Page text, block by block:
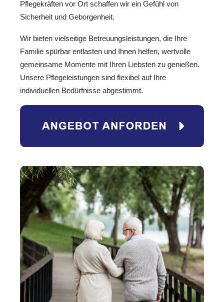
Pflegekräften vor Ort schaffen wir ein Gefühl von
Sicherheit und Geborgenheit.
Wir bieten vielseitige Betreuungsleistungen, die Ihre
Familie spürbar entlasten und Ihnen helfen, wertvolle
gemeinsame Momente mit Ihren Liebsten zu genießen.
Unsere Pflegeleistungen sind flexibel auf Ihre
individuellen Bedürfnisse abgestimmt.